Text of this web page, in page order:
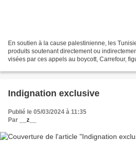
En soutien à la cause palestinienne, les
produits soutenant directement ou
visées par ces appels au boycott, Carrefour,
Indignation exclusive
Publié le 05/03/2024 à 11:35
Par
__z__